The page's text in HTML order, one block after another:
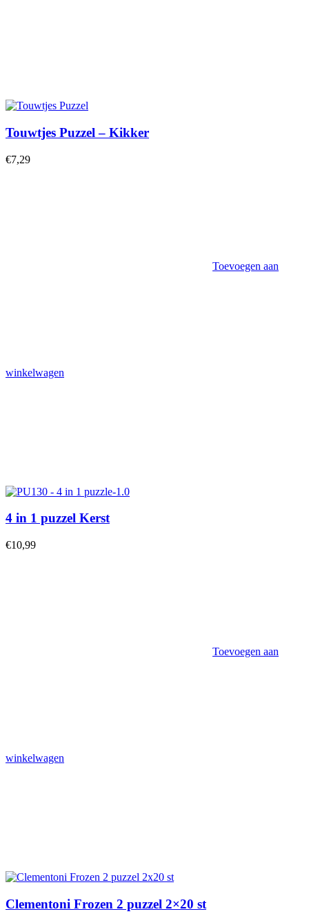
Touwtjes Puzzel – Kikker
€7,29
Toevoegen aan
winkelwagen
4 in 1 puzzel Kerst
€10,99
Toevoegen aan
winkelwagen
Clementoni Frozen 2 puzzel 2×20 st